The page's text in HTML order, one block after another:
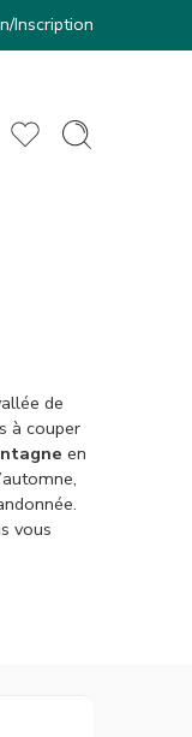
Inscription
de
à couper
en
vous